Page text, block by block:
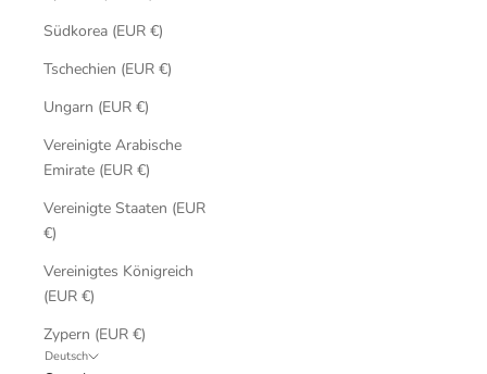
Südkorea (EUR €)
Tschechien (EUR €)
Ungarn (EUR €)
Vereinigte Arabische
Emirate (EUR €)
Vereinigte Staaten (EUR
€)
Vereinigtes Königreich
(EUR €)
Zypern (EUR €)
Deutsch